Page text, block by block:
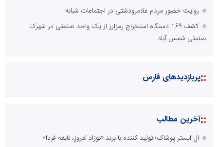
روایت حضور مردم علامرودشتی در اجتماعات شبانه
کشف 169 دستگاه استخراج رمزارز از یک واحد صنعتی در شهرک
صنعتی شمس آباد
::پربازدیدهای فارس
::آخرین مطالب
ال ایستر پوشاک؛ تولید کننده با برند «نوزاد امروز، نابغه فردا»